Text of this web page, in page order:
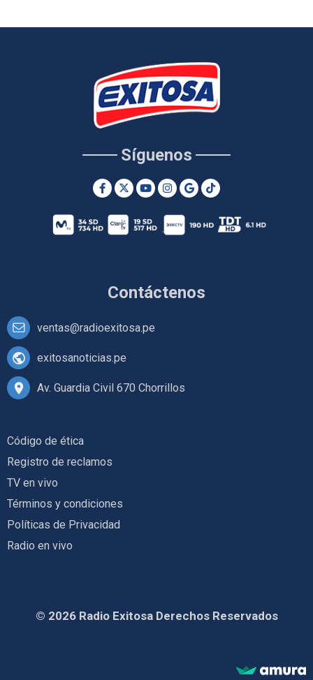
Contáctenos
ventas@radioexitosa.pe
exitosanoticias.pe
Av. Guardia Civil 670 Chorrillos
Síguenos
Código de ética
Registro de reclamos
TV en vivo
Términos y condiciones
Políticas de Privacidad
Radio en vivo
© 2026 Radio Exitosa Derechos Reservados